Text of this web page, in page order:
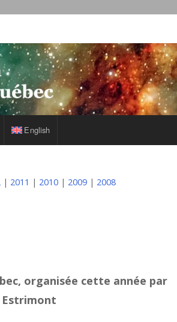
English
| 2011 | 2010 | 2009 | 2008
organisée cette année par
Estrimont